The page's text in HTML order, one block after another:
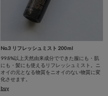
No.3 リフレッシュミスト 200ml
99.8%以上天然由来成分でできた服にも・肌
にも・髪にも使えるリフレッシュミスト。ニ
オイの元となる物質をニオイのない物質に変
化させます。
buy